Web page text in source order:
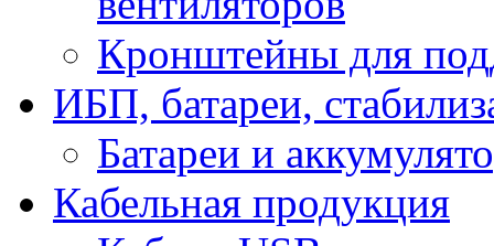
Кронштейны для
ИБП, батареи,
Батареи и
Кабельная продукция